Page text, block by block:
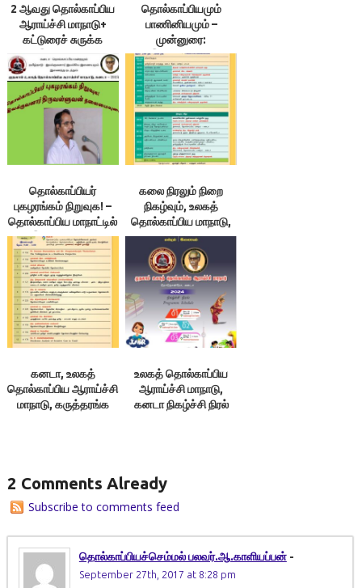
2 ஆவது தொல்காப்பிய
ஆராய்ச்சி மாநாடு+
கட்டுரைச் சுருக்க
இறுதி நாள்
தொல்காப்பியமும்
பாணினியமும் –
முன்னுரை:
இலக்குவனார்
திருவள்ளுவன்
தொல்காப்பியர்
புகழரங்கம் நிறுவுக! –
தொல்காப்பிய மாநாட்டில்
இலக்குவனார்
திருவள்ளுவன்
தலைமையுரை
கலை நிரலும் நிறை
நிகழ்வும், உலகத்
தொல்காப்பிய மாநாடு,
கனடா
கனடா, உலகத்
தொல்காப்பிய ஆராய்ச்சி
மாநாடு, கருத்தரங்க
உலகத் தொல்காப்பிய
ஆராய்ச்சி மாநாடு,
கனடா நிகழ்ச்சி நிரல்
2 Comments Already
Subscribe to comments feed
தொல்காப்பியச்செம்மல் பலவர்.ஆ.காளியப்பன் -
September 27th, 2017 at 8:28 pm